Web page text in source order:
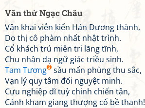
Vãn thứ Ngạc Châu
Vân khai viễn kiến Hán Dương thành,
Do thị cô phàm nhất nhật trình.
Cổ khách trú miên tri lãng tĩnh,
Chu nhân dạ ngữ giác triều sinh.
Tam Tương
sầu mấn phùng thu sắc,
Vạn lý quy tâm đối nguyệt minh.
Cựu nghiệp dĩ tuỳ chinh chiến tận,
Cánh kham giang thượng cổ bề thanh!